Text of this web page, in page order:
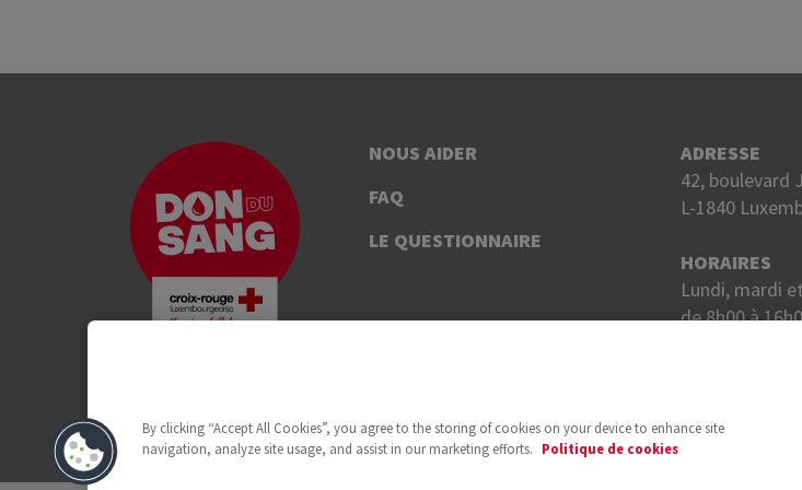
NOUS AIDER
FAQ
LE QUESTIONNAIRE
ADRESSE
42, boulevard
L-1840
HORAIRES
Lundi, mardi
de 8h00 à
By clicking “Accept All Cookies”, you agree to the storing of cookies on your device to enhance site
navigation, analyze site usage, and assist in our marketing efforts.
Politique de cookies